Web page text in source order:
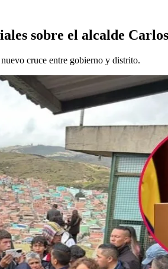
sobre el alcalde
cruce entre gobierno y distrito.